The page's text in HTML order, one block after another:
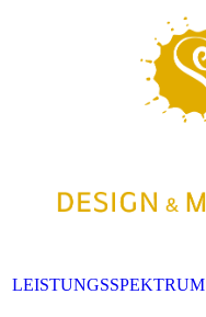
LEISTUNGSSPEKTRUM